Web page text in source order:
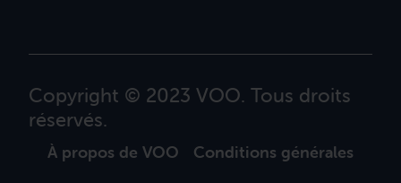
Copyright © 2023 VOO. Tous droits
réservés.
À propos de VOO
Conditions générales